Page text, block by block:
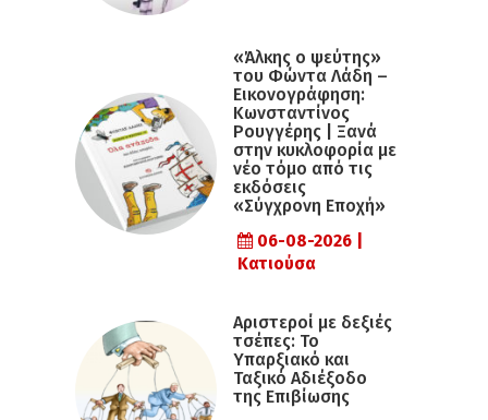
«Άλκης ο ψεύτης»
του Φώντα Λάδη –
Εικονογράφηση:
Κωνσταντίνος
Ρουγγέρης | Ξανά
στην κυκλοφορία με
νέο τόμο από τις
εκδόσεις
«Σύγχρονη Εποχή»
06-08-2026 |
Κατιούσα
Αριστεροί με δεξιές
τσέπες: Το
Υπαρξιακό και
Ταξικό Αδιέξοδο
της Επιβίωσης